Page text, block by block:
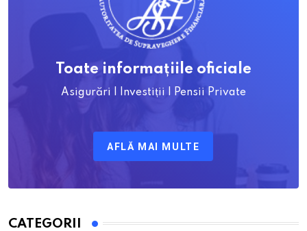
Toate informațiile oficiale
Asigurări | Investiții | Pensii Private
AFLĂ MAI MULTE
CATEGORII